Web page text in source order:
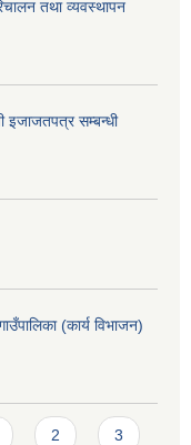
तथा व्यवस्थापन
इजाजतपत्र सम्बन्धी
(कार्य विभाजन)
2 3